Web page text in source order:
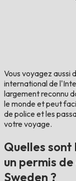
Vous voyagez aussi
international de
largement reconnu
le monde et peut
de police et les
votre voyage.
Quelles
un permis
Sweden ?